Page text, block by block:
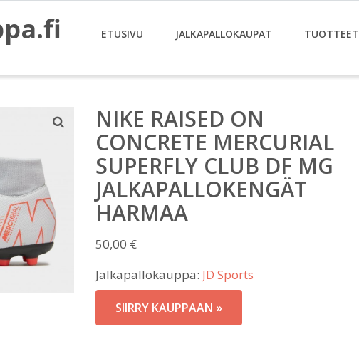
ETUSIVU JALKAPALLOKAUPAT TUOTTEET
NIKE RAISED ON
CONCRETE MERCURIAL
SUPERFLY CLUB DF MG
JALKAPALLOKENGÄT
HARMAA
50,00 €
Jalkapallokauppa: JD Sports
SIIRRY KAUPPAAN »